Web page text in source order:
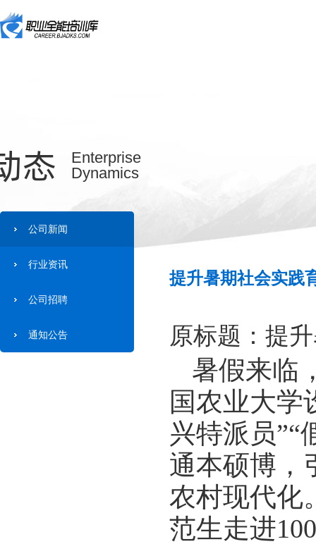
态
Enterprise
Dynamics
公司新闻
行业资讯
公司招聘
通知公告
提升暑期社会实践
原标题：提
暑假来临
国农业大学
兴特派员”“
通本硕博，
农村现代化
范生走进